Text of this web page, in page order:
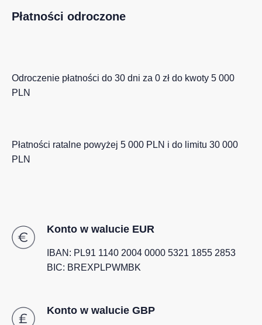
Płatności odroczone
Odroczenie płatności do 30 dni za 0 zł do kwoty 5 000
PLN
Płatności ratalne powyżej 5 000 PLN i do limitu 30 000
PLN
Konto w walucie EUR
IBAN: PL91 1140 2004 0000 5321 1855 2853
BIC: BREXPLPWMBK
Konto w walucie GBP